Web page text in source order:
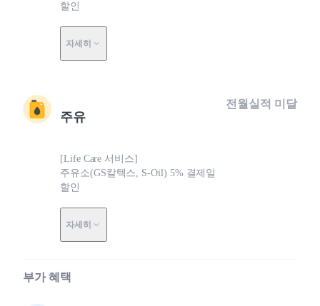
할인
자세히
주유
[Life Care 서비스]
주유소(GS칼텍스, S-Oil) 5% 결제일
할인
자세히
전월실적 미달
부가 혜택